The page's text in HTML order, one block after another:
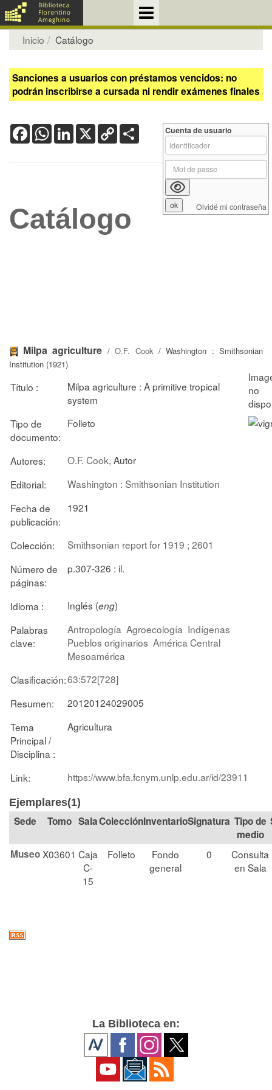
Inicio Catálogo
Sanciones a usuarios con préstamos vencidos: no
podrán inscribirse a cursada ni rendir exámenes finales
FacebookWhatsApp
LinkedIn
X Copy
Link
Catálogo
Milpa agriculture /O.F. Cook/ Washington : Smithsonian
Institution (1921)
Título :
Milpa agriculture : A primitive tropical
system
Tipo de
documento:
Folleto
Autores: O.F. Cook, Autor
Editorial:
Washington : Smithsonian Institution
Fecha de
publicación:
1921
Colección:
Smithsonian report for 1919 ; 2601
Número de
páginas:
p.307-326 : il.
Idioma : Inglés (eng)
Palabras
clave:
Antropología Agroecología Indígenas
Pueblos originarios América Central
Mesoamérica
Clasificación:63:572[728]
Resumen:
20120124029005
Tema
Principal /
Disciplina :
Agricultura
Link: https://www.bfa.fcnym.unlp.edu.ar/id/23911
Ejemplares(1)
Tomo SalaColección Signatura Tipo de
medio
MuseoX03601 Caja
C-
15
Folleto
Fondo
general
0
Consulta
en Sala
Cuenta de usuario
Olvidé mi contraseña
La Biblioteca en: